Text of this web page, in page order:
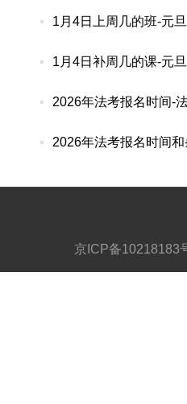
1月4日上周几的班-元
1月4日补周几的课-元
2026年法考报名时间-
2026年法考报名时间
京ICP备10218183